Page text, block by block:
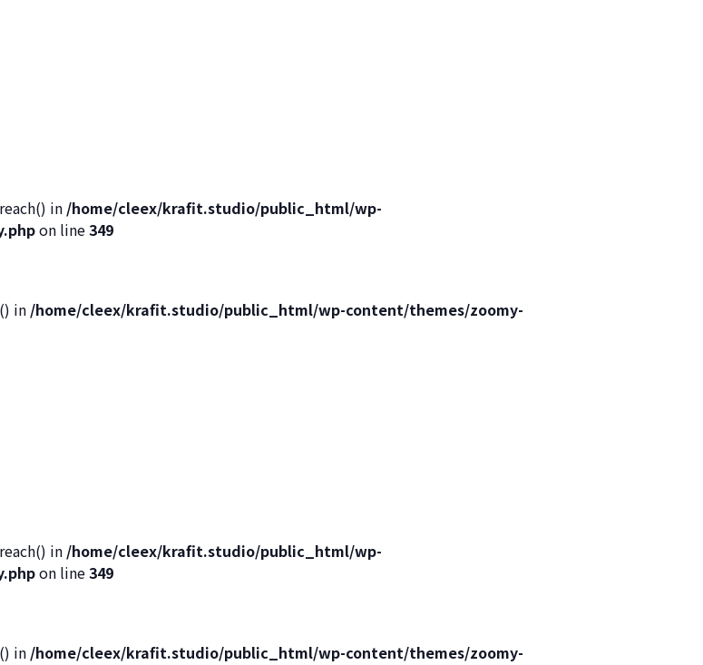
in /home/cleex/krafit.studio/public_html/wp-
on line349
in /home/cleex/krafit.studio/public_html/wp-content/themes/zoomy-
in /home/cleex/krafit.studio/public_html/wp-
on line349
in /home/cleex/krafit.studio/public_html/wp-content/themes/zoomy-